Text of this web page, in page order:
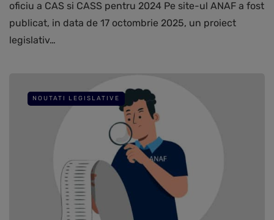
oficiu a CAS si CASS pentru 2024 Pe site-ul ANAF a fost
publicat, in data de 17 octombrie 2025, un proiect
legislativ…
NOUTATI LEGISLATIVE